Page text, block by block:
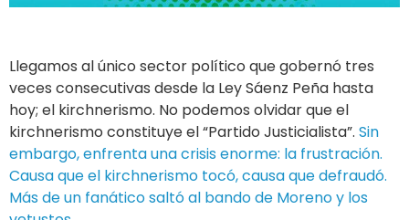
Llegamos al único sector político que gobernó tres
veces consecutivas desde la Ley Sáenz Peña hasta
hoy; el kirchnerismo. No podemos olvidar que el
kirchnerismo constituye el “Partido Justicialista”. Sin
embargo, enfrenta una crisis enorme: la frustración.
Causa que el kirchnerismo tocó, causa que defraudó.
Más de un fanático saltó al bando de Moreno y los